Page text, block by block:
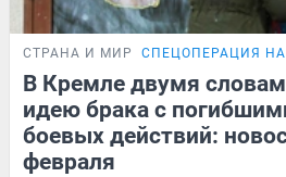
СТРАНА И МИР СПЕЦОПЕРАЦИЯ
В Кремле двумя
идею брака с
боевых действий:
февраля